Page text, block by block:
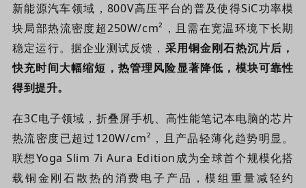
新能源汽车领域，800V高压平台的普及使得SiC功率模
块局部热流密度超250W/cm²，且需在宽温环境下长期
稳定运行。据企业测试反馈， 采用铜金刚石热沉片后，
快充时间大幅缩短，热管理风险显著降低，模块可靠性
得到提升。
在3C电子领域，折叠屏手机、高性能笔记本电脑的芯片
热流密度已超过120W/cm²，且产品轻薄化趋势明显。
联想Yoga Slim 7i Aura Edition成为全球首个规模化搭
载铜金刚石散热的消费电子产品，模组重量减轻约